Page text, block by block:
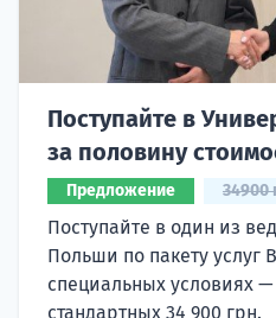
Поступайте в
за половину
Предложение 34900
Поступайте в один из
Польши по пакету услуг
специальных условиях —
стандартных 34 900 грн.